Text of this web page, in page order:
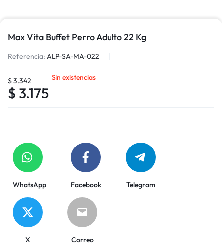
Max Vita Buffet Perro Adulto 22 Kg
Referencia: ALP-SA-MA-022
$3.342
$ 3.175
Sin existencias
WhatsApp Facebook Telegram
X Correo